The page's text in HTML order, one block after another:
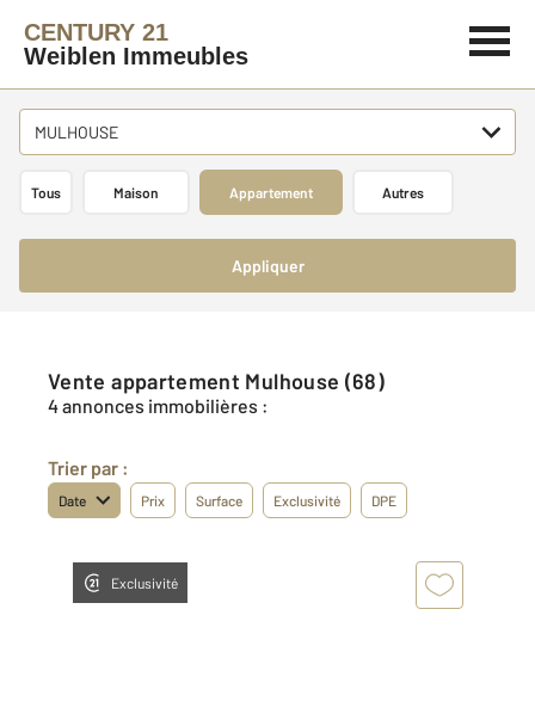
CENTURY 21
Weiblen Immeubles
MULHOUSE
Tous Maison Appartement Autres
Appliquer
Vente appartement Mulhouse (68)
4 annonces immobilières :
Trier par :
Date Prix Surface Exclusivité DPE
Exclusivité